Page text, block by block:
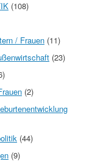
(108)
/ Frauen (11)
(23)
(2)
(44)
(9)